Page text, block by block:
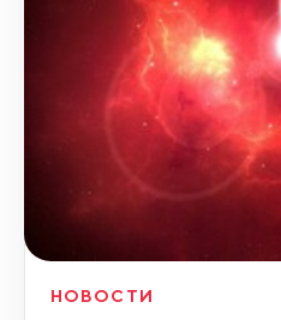
НОВОСТИ